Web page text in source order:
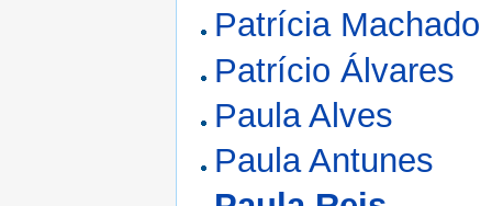
Patrícia
Patrício Álvares
Paula Alves
Paula Antunes